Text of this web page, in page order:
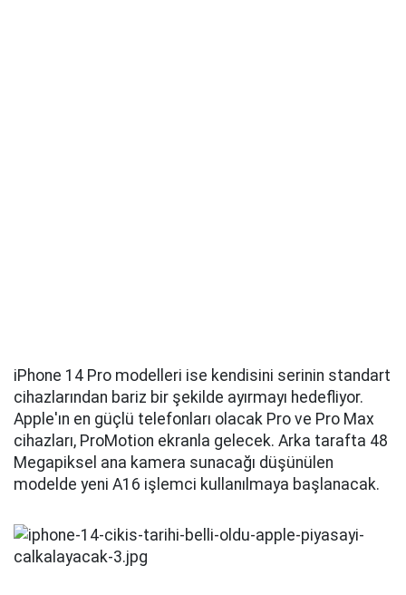
iPhone 14 Pro modelleri ise kendisini serinin standart
cihazlarından bariz bir şekilde ayırmayı hedefliyor.
Apple'ın en güçlü telefonları olacak Pro ve Pro Max
cihazları, ProMotion ekranla gelecek. Arka tarafta 48
Megapiksel ana kamera sunacağı düşünülen
modelde yeni A16 işlemci kullanılmaya başlanacak.